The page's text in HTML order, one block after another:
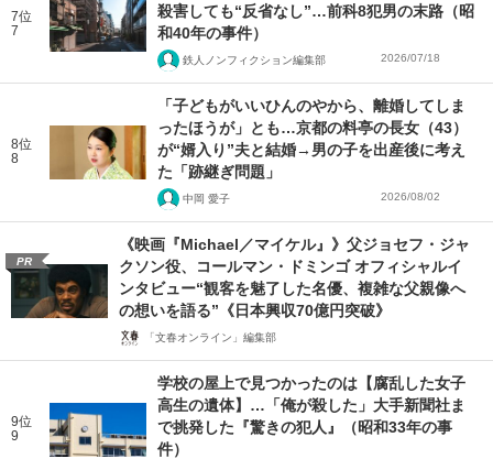
7位
7
殺害しても“反省なし”…前科8犯男の末路（昭
和40年の事件）
鉄人ノンフィクション編集部 2026/07/18
8位
8
「子どもがいいひんのやから、離婚してしま
ったほうが」とも…京都の料亭の長女（43）
が“婿入り”夫と結婚→男の子を出産後に考え
た「跡継ぎ問題」
中岡 愛子 2026/08/02
PR
《映画『Michael／マイケル』》父ジョセフ・ジャ
クソン役、コールマン・ドミンゴ オフィシャルイ
ンタビュー“観客を魅了した名優、複雑な父親像へ
の想いを語る”《日本興収70億円突破》
「文春オンライン」編集部
9位
9
学校の屋上で見つかったのは【腐乱した女子
高生の遺体】…「俺が殺した」大手新聞社ま
で挑発した『驚きの犯人』（昭和33年の事
件）